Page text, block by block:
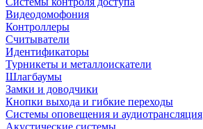
Видеодомофония
Контроллеры
Считыватели
Идентификаторы
Турникеты и металлоискатели
Шлагбаумы
Замки и доводчики
Кнопки выхода и гибкие переходы
Системы оповещения и аудиотрансляция